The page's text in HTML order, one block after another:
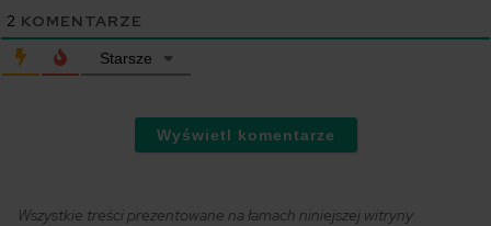
2 KOMENTARZE
Starsze
Wyświetl komentarze
Wszystkie treści prezentowane na łamach niniejszej witryny